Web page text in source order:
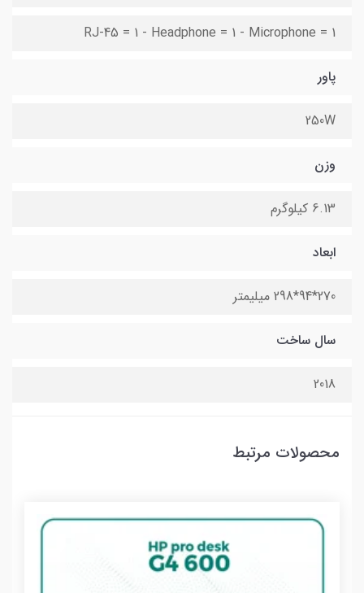
RJ-45 = 1 - Headphone = 1 - Microphone = 1
پاور
250W
وزن
6.13 کیلوگرم
ابعاد
270*94*298 میلیمتر
سال ساخت
2018
محصولات مرتبط